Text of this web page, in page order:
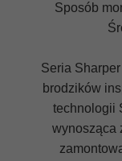
Sposób
Seria
brodzików
technologii
wynosząca